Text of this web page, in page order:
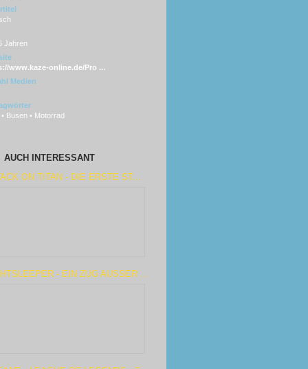
Jahren
www.kaze-online.de/Pro ...
Medien
Busen • Motorrad
AUCH INTERESSANT
ON TITAN - DIE ERSTE ST...
- EIN ZUG AUSSER ...